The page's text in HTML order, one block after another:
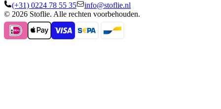
(+31) 0224 78 55 35
info@stoflie.nl
© 2026 Stoflie. Alle rechten voorbehouden.